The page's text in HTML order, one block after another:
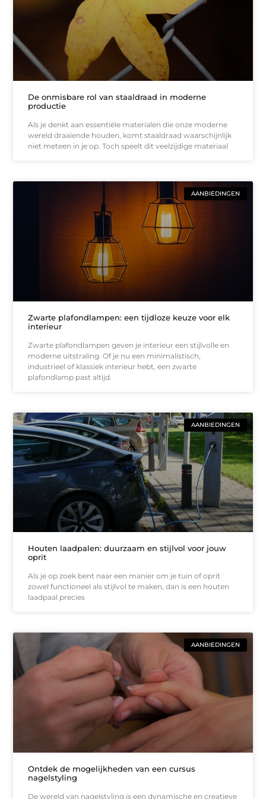
De onmisbare rol van staaldraad in moderne
productie
Als je denkt aan essentiële materialen die onze moderne
wereld draaiende houden, komt staaldraad waarschijnlijk
niet meteen in je op. Toch speelt dit veelzijdige materiaal
AANBIEDINGEN
Zwarte plafondlampen: een tijdloze keuze voor elk
interieur
Zwarte plafondlampen geven je interieur een stijlvolle en
moderne uitstraling. Of je nu een minimalistisch,
industrieel of klassiek interieur hebt, een zwarte
plafondlamp past altijd.
AANBIEDINGEN
Houten laadpalen: duurzaam en stijlvol voor jouw
oprit
Als je op zoek bent naar een manier om je tuin of oprit
zowel functioneel als stijlvol te maken, dan is een houten
laadpaal precies
AANBIEDINGEN
Ontdek de mogelijkheden van een cursus
nagelstyling
De wereld van nagelstyling is een dynamische en creatieve